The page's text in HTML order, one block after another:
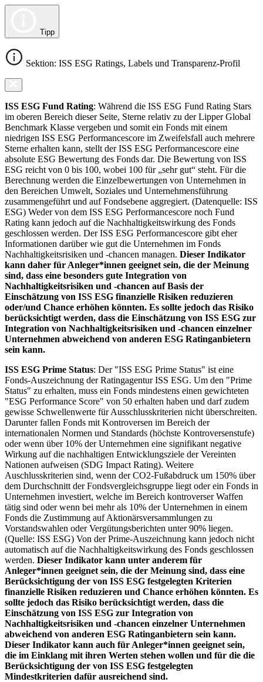
Tipp
Sektion: ISS ESG Ratings, Labels und Transparenz-Profil
ISS ESG Fund Rating: Während die ISS ESG Fund Rating Stars
im oberen Bereich dieser Seite, Sterne relativ zu der Lipper Global
Benchmark Klasse vergeben und somit ein Fonds mit einem
niedrigen ISS ESG Performancescore im Zweifelsfall auch mehrere
Sterne erhalten kann, stellt der ISS ESG Performancescore eine
absolute ESG Bewertung des Fonds dar. Die Bewertung von ISS
ESG reicht von 0 bis 100, wobei 100 für „sehr gut“ steht. Für die
Berechnung werden die Einzelbewertungen von Unternehmen in
den Bereichen Umwelt, Soziales und Unternehmensführung
zusammengeführt und auf Fondsebene aggregiert. (Datenquelle: ISS
ESG) Weder von dem ISS ESG Performancescore noch Fund
Rating kann jedoch auf die Nachhaltigkeitswirkung des Fonds
geschlossen werden. Der ISS ESG Performancescore gibt eher
Informationen darüber wie gut die Unternehmen im Fonds
Nachhaltigkeitsrisiken und -chancen managen. Dieser Indikator
kann daher für Anleger*innen geeignet sein, die der Meinung
sind, dass eine besonders gute Integration von
Nachhaltigkeitsrisiken und -chancen auf Basis der
Einschätzung von ISS ESG finanzielle Risiken reduzieren
oder/und Chance erhöhen könnten. Es sollte jedoch das Risiko
berücksichtigt werden, dass die Einschätzung von ISS ESG zur
Integration von Nachhaltigkeitsrisiken und -chancen einzelner
Unternehmen abweichend von anderen ESG Ratinganbietern
sein kann.
ISS ESG Prime Status: Der "ISS ESG Prime Status" ist eine
Fonds-Auszeichnung der Ratingagentur ISS ESG. Um den "Prime
Status" zu erhalten, muss ein Fonds mindestens einen gewichteten
"ESG Performance Score" von 50 erhalten haben und darf zudem
gewisse Schwellenwerte für Ausschlusskriterien nicht überschreiten.
Darunter fallen Fonds mit Kontroversen im Bereich der
internationalen Normen und Standards (höchste Kontroversenstufe)
oder wenn über 10% der Unternehmen eine signifikant negative
Wirkung auf die nachhaltigen Entwicklungsziele der Vereinten
Nationen aufweisen (SDG Impact Rating). Weitere
Auschlusskriterien sind, wenn der CO2-Fußabdruck um 150% über
dem Durchschnitt der Fondsvergleichsgruppe liegt oder ein Fonds in
Unternehmen investiert, welche im Bereich kontroverser Waffen
tätig sind oder wenn bei mehr als 10% der Unternehmen in einem
Fonds die Zustimmung auf Aktionärsversammlungen zu
Vorstandswahlen oder Vergütungsberichten unter 90% liegen.
(Quelle: ISS ESG) Von der Prime-Auszeichnung kann jedoch nicht
automatisch auf die Nachhaltigkeitswirkung des Fonds geschlossen
werden. Dieser Indikator kann unter anderem für
Anleger*innen geeignet sein, die der Meinung sind, dass eine
Berücksichtigung der von ISS ESG festgelegten Kriterien
finanzielle Risiken reduzieren und Chance erhöhen könnten. Es
sollte jedoch das Risiko berücksichtigt werden, dass die
Einschätzung von ISS ESG zur Integration von
Nachhaltigkeitsrisiken und -chancen einzelner Unternehmen
abweichend von anderen ESG Ratinganbietern sein kann.
Dieser Indikator kann auch für Anleger*innen geeignet sein,
die im Einklang mit ihren Werten stehen wollen und für die die
Berücksichtigung der von ISS ESG festgelegten
Mindestkriterien dafür ausreichend sind.